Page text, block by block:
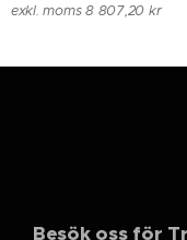
exkl. moms 8 807,20 kr
Besök oss för